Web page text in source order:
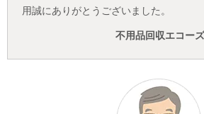
用誠にありがとうございました。
不用品回収エコー